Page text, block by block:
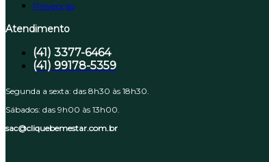
Prevenção
Atendimento
(41) 3377-6464
(41) 99178-5359
Segunda a sexta: das 8h30 às 18h30.
Sábados: das 9h00 às 13h00.
sac@cliquebemestar.com.br